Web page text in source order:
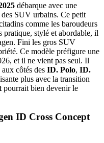
débarque avec une
SUV urbains. Ce petit
comme les baroudeurs
pratique, stylé et abordable, il
Fini les gros SUV
Ce modèle préfigure une
et il ne vient pas seul. Il
côtés des ID. Polo, ID.
plus avec la transition
pourrait bien devenir le
ID Cross Concept